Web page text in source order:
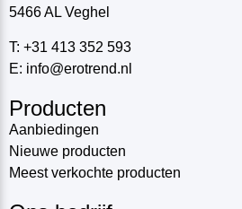
5466 AL Veghel
T: +31 413 352 593
E: info@erotrend.nl
Producten
Aanbiedingen
Nieuwe producten
Meest verkochte producten